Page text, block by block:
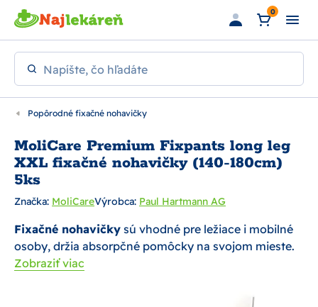
Preskočiť na hlavný obsah 0
Napíšte, čo hľadáte
Popôrodné fixačné nohavičky
MoliCare Premium Fixpants long leg
XXL fixačné nohavičky (140-180cm)
5ks
Značka: MoliCareVýrobca: Paul Hartmann AG
Fixačné nohavičky sú vhodné pre ležiace i mobilné
osoby, držia absorpčné pomôcky na svojom mieste.
Zobraziť viac